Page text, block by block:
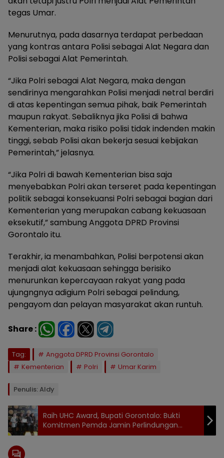
tegas Umar.
Menurutnya, pada dasarnya terdapat perbedaan
yang kontras antara Polisi sebagai Alat Negara dan
Polisi sebagai Alat Pemerintah.
“Jika Polri sebagai Alat Negara, maka dengan
sendirinya mengarahkan Polisi menjadi netral berdiri
di atas kepentingan semua pihak, baik Pemerintah
maupun rakyat. Sebaliknya jika Polisi di bahwa
Kementerian, maka risiko polisi tidak indenden makin
tinggi, sebab Polisi akan bekerja sesuai kebijakan
Pemerintah,” jelasnya.
“Jika Polri di bawah Kementerian bisa saja
menyebabkan Polri akan terseret pada kepentingan
politik sebagai konsekuansi Polri sebagai bagian dari
Kementerian yang merupakan cabang kekuasaan
eksekutif,” sambung Anggota DPRD Provinsi
Gorontalo itu.
Terakhir, ia menambahkan, Polisi berpotensi akan
menjadi alat kekuasaan sehingga berisiko
menurunkan kepercayaan rakyat yang pada
ujungngnya adigium Polri sebagai pelindung,
pengayom dan pelayan masyarakat akan runtuh.
Share :
Tag:
Anggota DPRD Provinsi Gorontalo
Kementerian
Polri Umar Karim
Penulis: Aldy
Raih UHC Award, Bupati Gorontalo: Bukti
Komitmen Pemda Jamin Perlindungan
Kesehatan Rakyat